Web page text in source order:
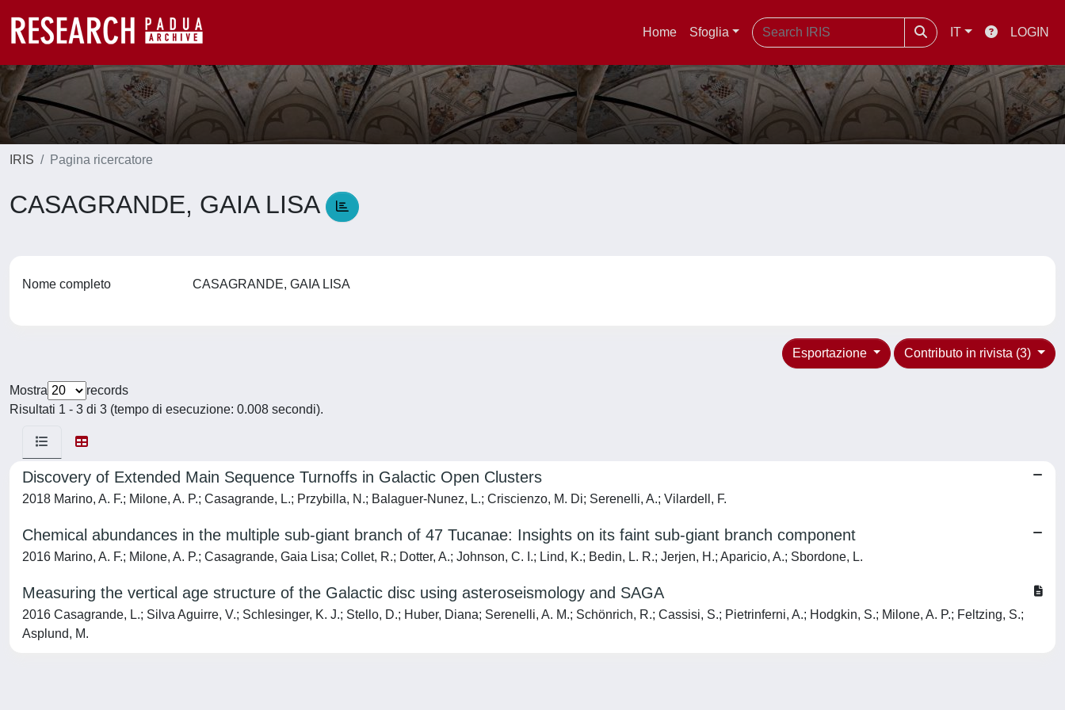
Home Sfoglia IT LOGIN
IRIS Pagina ricercatore
CASAGRANDE, GAIA LISA
Nome completo CASAGRANDE, GAIA LISA
Contributo in rivista (3)
Esportazione
Mostra
records
Risultati 1 - 3 di 3 (tempo di esecuzione: 0.008 secondi).
Discovery of Extended Main Sequence Turnoffs in Galactic Open Clusters
2018 Marino, A. F.; Milone, A. P.; Casagrande, L.; Przybilla, N.; Balaguer-Nunez, L.; Criscienzo, M. Di; Serenelli, A.; Vilardell, F.
Chemical abundances in the multiple sub-giant branch of 47 Tucanae: Insights on its faint sub-giant branch component
2016 Marino, A. F.; Milone, A. P.; Casagrande, Gaia Lisa; Collet, R.; Dotter, A.; Johnson, C. I.; Lind, K.; Bedin, L. R.; Jerjen, H.; Aparicio, A.; Sbordone, L.
Measuring the vertical age structure of the Galactic disc using asteroseismology and SAGA
2016 Casagrande, L.; Silva Aguirre, V.; Schlesinger, K. J.; Stello, D.; Huber, Diana; Serenelli, A. M.; Schönrich, R.; Cassisi, S.; Pietrinferni, A.; Hodgkin, S.; Milone, A. P.; Feltzing, S.;
Asplund, M.